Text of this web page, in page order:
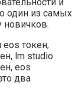
один из самых
новичков.
токен,
lm studio
eos
два